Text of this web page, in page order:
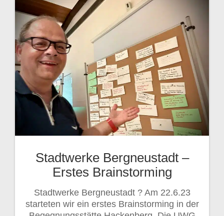
Stadtwerke Bergneustadt –
Erstes Brainstorming
Stadtwerke Bergneustadt ? Am 22.6.23
starteten wir ein erstes Brainstorming in der